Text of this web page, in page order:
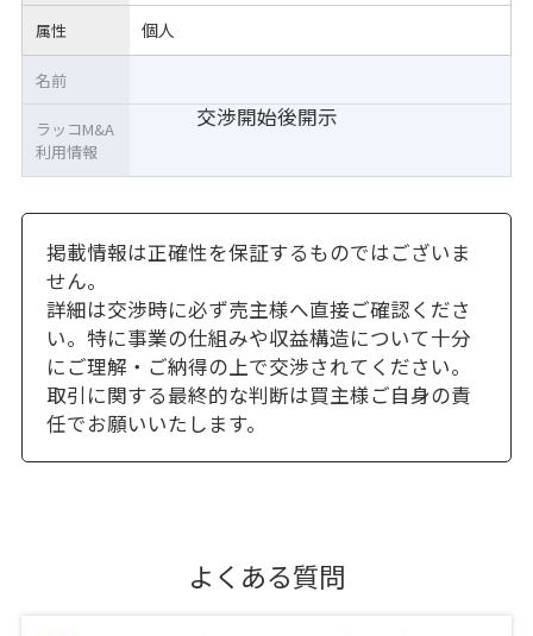
属性 個人
交渉開始後開示
名前
ラッコM&A
利用情報
掲載情報は正確性を保証するものではございま
せん。
詳細は交渉時に必ず売主様へ直接ご確認くださ
い。特に事業の仕組みや収益構造について十分
にご理解・ご納得の上で交渉されてください。
取引に関する最終的な判断は買主様ご自身の責
任でお願いいたします。
よくある質問